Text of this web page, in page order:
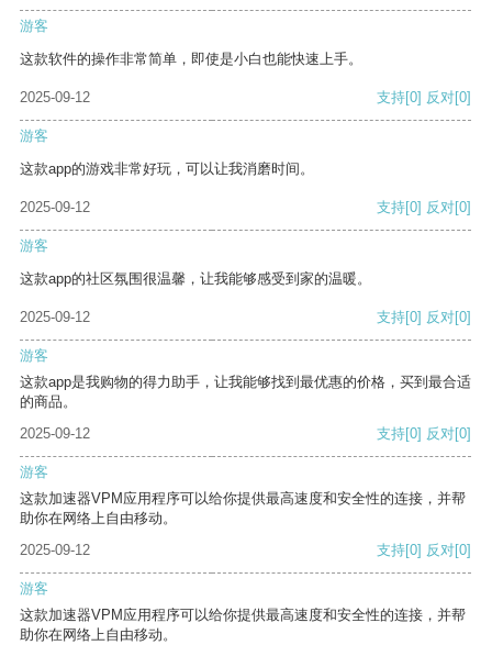
游客
这款软件的操作非常简单，即使是小白也能快速上手。
2025-09-12 支持[0] 反对[0]
游客
这款app的游戏非常好玩，可以让我消磨时间。
2025-09-12 支持[0] 反对[0]
游客
这款app的社区氛围很温馨，让我能够感受到家的温暖。
2025-09-12 支持[0] 反对[0]
游客
这款app是我购物的得力助手，让我能够找到最优惠的价格，买到最合适
的商品。
2025-09-12
支持[0] 反对[0]
游客
这款加速器VPM应用程序可以给你提供最高速度和安全性的连接，并帮
助你在网络上自由移动。
2025-09-12
支持[0] 反对[0]
游客
这款加速器VPM应用程序可以给你提供最高速度和安全性的连接，并帮
助你在网络上自由移动。